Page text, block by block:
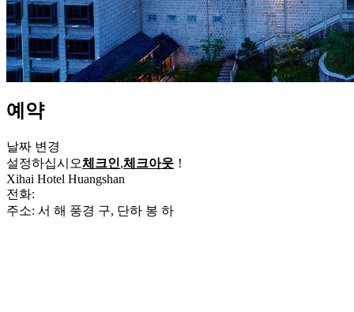
예약
날짜 변경
설정하십시오체크인,체크아웃 ！
Xihai Hotel Huangshan
전화:
주소: 서 해 풍경 구, 단하 봉 하